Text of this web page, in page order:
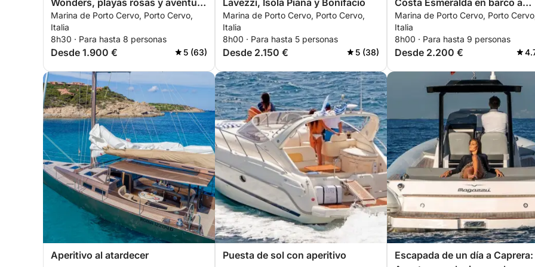
* Aperitivos: Aperitivos de cortesía servidos durante el crucero.
* Equipo de snorkel: Se proporcionan máscara, tubo y aletas para que pueda explorar el
hermoso mundo submarino.
Servicios opcionales (disponibles bajo petición)
* Vinos y licores: Una selección premium de vinos y licores está disponible para su compra a
bordo. Se pueden solicitar etiquetas adicionales y pedidos personalizados antes de su reserva.
* Juguetes acuáticos: Seabobs y otros juguetes acuáticos están disponibles bajo petición.
Aviso importante: No está permitido traer comida ni bebida a bordo.
Costos adicionales
* Combustible no incluido: El consumo estimado de combustible es de aproximadamente 220
Wonders, playas rosas y aventura
de isla en isla
Marina de Porto Cervo, Porto Cervo,
Italia
8h30 · Para hasta 8 personas
Desde 1.900 € 5 (63)
Lavezzi, Isola Piana y Bonifacio
Marina de Porto Cervo, Porto Cervo,
Italia
8h00 · Para hasta 5 personas
Desde 2.150 € 5 (38)
Costa Esmeralda en barco a
motor
Marina de Porto Cervo, Porto
Italia
8h00 · Para hasta 9 personas
Desde 2.200 €
Aperitivo al atardecer Puesta de sol con aperitivo
Escapada de un día a Caprera: